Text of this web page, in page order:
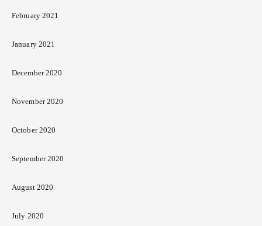
February 2021
January 2021
December 2020
November 2020
October 2020
September 2020
August 2020
July 2020